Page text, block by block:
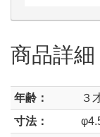
商品詳細
年齢：
３
寸法：